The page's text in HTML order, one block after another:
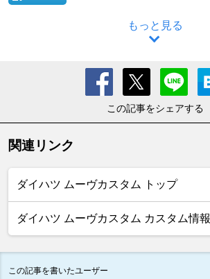
もっと見る
この記事をシェアする
関連リンク
ダイハツ ムーヴカスタム トップ
ダイハツ ムーヴカスタム カスタム情報
この記事を書いたユーザー